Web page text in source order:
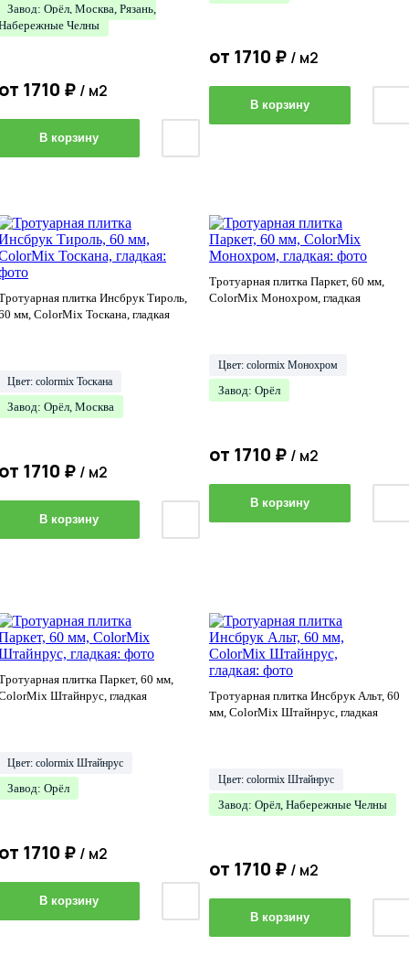
Завод: Орёл, Москва, Рязань,
Челны
1710 ₽ / м2
В корзину
от 1710 ₽ / м2
В корзину
плитка Инсбрук Тироль,
мм, ColorMix Тоскана, гладкая
Цвет: colormix Тоскана
Завод: Орёл, Москва
1710 ₽ / м2
В корзину
Тротуарная плитка Паркет, 60 мм,
ColorMix Монохром, гладкая
Цвет: colormix Монохром
Завод: Орёл
от 1710 ₽ / м2
В корзину
плитка Паркет, 60 мм,
Штайнрус, гладкая
Цвет: colormix Штайнрус
Завод: Орёл
1710 ₽ / м2
В корзину
Тротуарная плитка Инсбрук Альт, 60
мм, ColorMix Штайнрус, гладкая
Цвет: colormix Штайнрус
Завод: Орёл, Набережные Челны
от 1710 ₽ / м2
В корзину